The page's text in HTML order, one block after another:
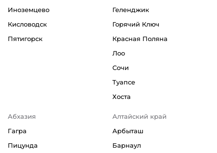
Иноземцево
Кисловодск
Пятигорск
Геленджик
Горячий Ключ
Красная Поляна
Лоо
Сочи
Туапсе
Хоста
Абхазия
Гагра
Пицунда
Алтайский край
Арбыташ
Барнаул